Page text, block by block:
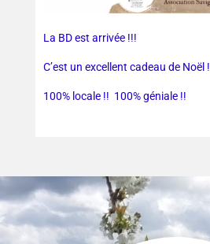
La BD est arrivée !!!
C’est un excellent cadeau de Noël !
100% locale !! 100% géniale !!